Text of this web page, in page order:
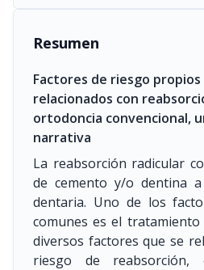
Resumen
Factores de riesgo
relacionados con
ortodoncia convencional,
narrativa
La reabsorción radicular
de cemento y/o dentina
dentaria. Uno de los
comunes es el tratamiento
diversos factores que se
riesgo de reabsorción,